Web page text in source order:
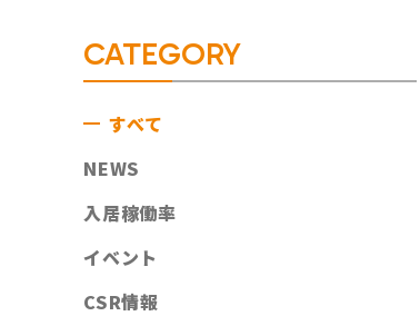
CATEGORY
すべて
NEWS
入居稼働率
イベント
CSR情報